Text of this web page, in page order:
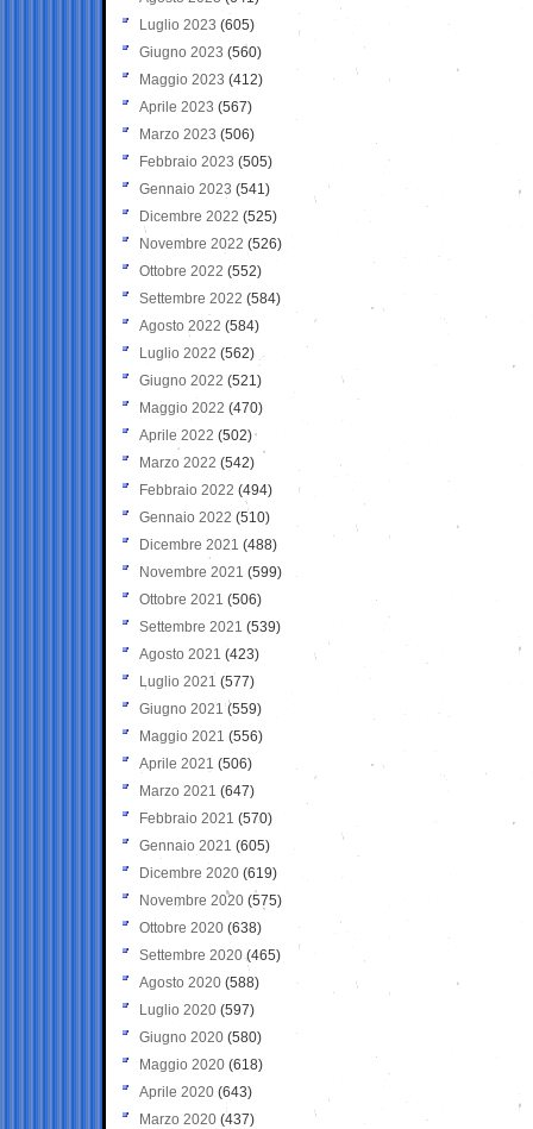
Luglio 2023 (605)
Giugno 2023 (560)
Maggio 2023 (412)
Aprile 2023 (567)
Marzo 2023 (506)
Febbraio 2023 (505)
Gennaio 2023 (541)
Dicembre 2022 (525)
Novembre 2022 (526)
Ottobre 2022 (552)
Settembre 2022 (584)
Agosto 2022 (584)
Luglio 2022 (562)
Giugno 2022 (521)
Maggio 2022 (470)
Aprile 2022 (502)
Marzo 2022 (542)
Febbraio 2022 (494)
Gennaio 2022 (510)
Dicembre 2021 (488)
Novembre 2021 (599)
Ottobre 2021 (506)
Settembre 2021 (539)
Agosto 2021 (423)
Luglio 2021 (577)
Giugno 2021(559)
Maggio 2021 (556)
Aprile 2021 (506)
Marzo 2021 (647)
Febbraio 2021 (570)
Gennaio 2021 (605)
Dicembre 2020 (619)
Novembre 2020 (575)
Ottobre 2020 (638)
Settembre 2020(465)
Agosto 2020 (588)
Luglio 2020 (597)
Giugno 2020 (580)
Maggio 2020 (618)
Aprile 2020 (643)
Marzo 2020 (437)